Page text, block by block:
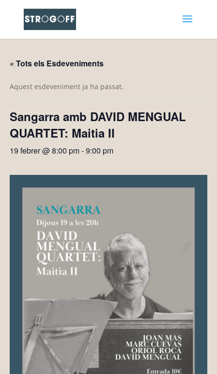
« Tots els Esdeveniments
Aquest esdeveniment ja ha passat.
Sangarra amb DAVID MENGUAL
QUARTET: Maitia II
19 febrer @ 8:00 pm-9:00 pm